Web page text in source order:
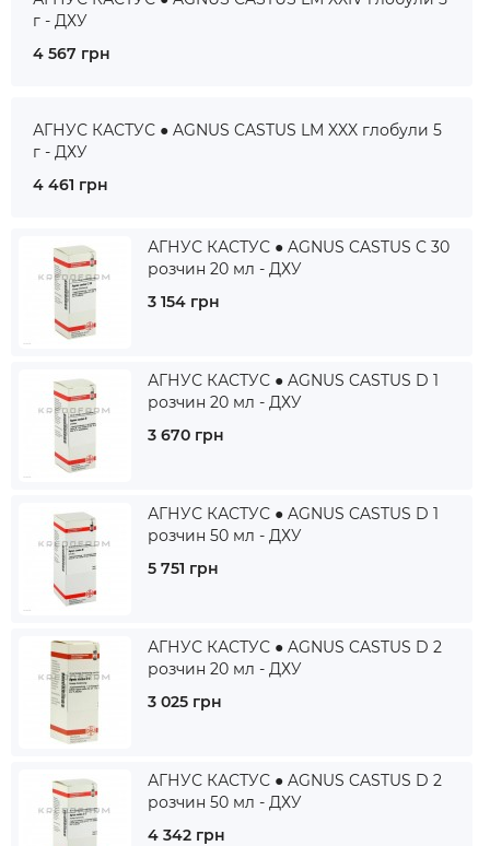
г - ДХУ
4 567 грн
АГНУС КАСТУС ● AGNUS CASTUS LM XXX глобули 5
г - ДХУ
4 461 грн
АГНУС КАСТУС ● AGNUS CASTUS C 30
розчин 20 мл - ДХУ
3 154 грн
АГНУС КАСТУС ● AGNUS CASTUS D 1
розчин 20 мл - ДХУ
3 670 грн
АГНУС КАСТУС ● AGNUS CASTUS D 1
розчин 50 мл - ДХУ
5 751 грн
АГНУС КАСТУС ● AGNUS CASTUS D 2
розчин 20 мл - ДХУ
3 025 грн
АГНУС КАСТУС ● AGNUS CASTUS D 2
розчин 50 мл - ДХУ
4 342 грн